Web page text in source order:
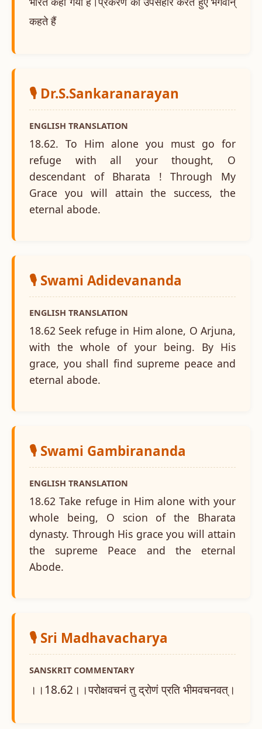
कहते हैं
🎙️ Dr.S.Sankaranarayan
ENGLISH TRANSLATION
18.62. To Him alone you must go for
refuge with all your thought, O
descendant of Bharata ! Through My
Grace you will attain the success, the
eternal abode.
🎙️ Swami Adidevananda
ENGLISH TRANSLATION
18.62 Seek refuge in Him alone, O Arjuna,
with the whole of your being. By His
grace, you shall find supreme peace and
eternal abode.
🎙️ Swami Gambirananda
ENGLISH TRANSLATION
18.62 Take refuge in Him alone with your
whole being, O scion of the Bharata
dynasty. Through His grace you will attain
the supreme Peace and the eternal
Abode.
🎙️ Sri Madhavacharya
SANSKRIT COMMENTARY
।।18.62।।परोक्षवचनं तु द्रोणं प्रति भीमवचनवत्।